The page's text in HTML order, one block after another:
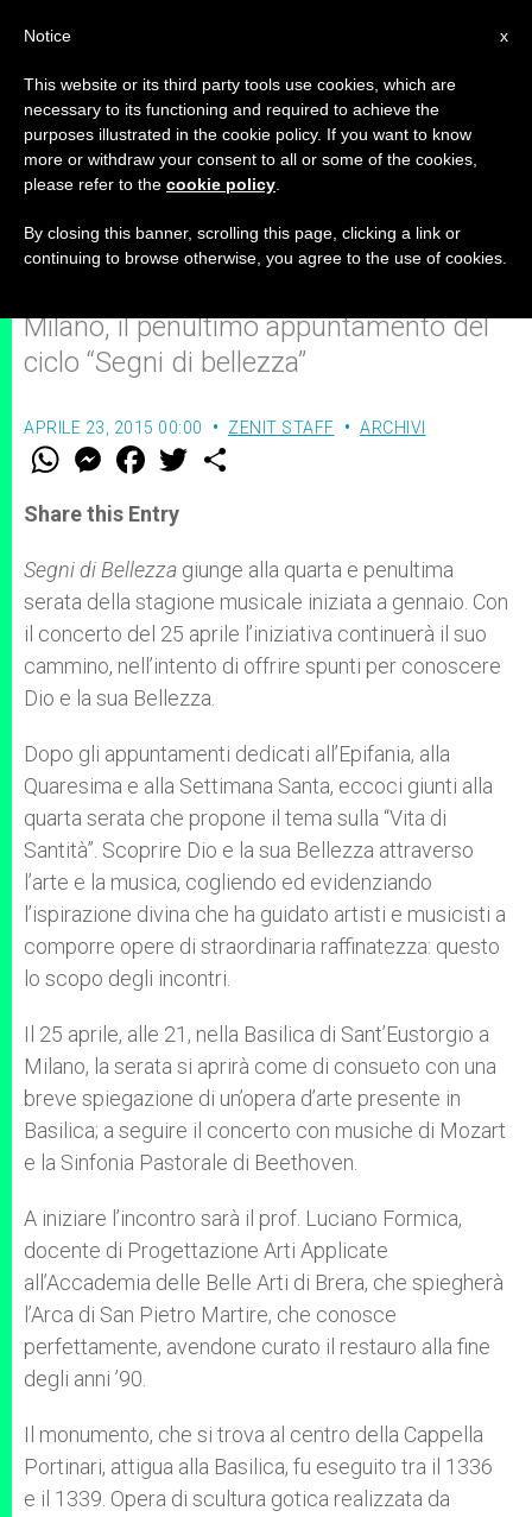
Arte e musica come strada per la
"vita di Santità"
Milano, il penultimo appuntamento del
ciclo “Segni di bellezza”
APRILE 23, 2015 00:00 ZENIT STAFF ARCHIVI
W
t
s
p
p
M
e
s
e
g
e
r
F
a
e
b
o
k
w
r
Share this Entry
Segni di Bellezza giunge alla quarta e penultima
serata della stagione musicale iniziata a gennaio. Con
il concerto del 25 aprile l’iniziativa continuerà il suo
cammino, nell’intento di offrire spunti per conoscere
Dio e la sua Bellezza.
Dopo gli appuntamenti dedicati all’Epifania, alla
Quaresima e alla Settimana Santa, eccoci giunti alla
quarta serata che propone il tema sulla “Vita di
Santità”. Scoprire Dio e la sua Bellezza attraverso
l’arte e la musica, cogliendo ed evidenziando
l’ispirazione divina che ha guidato artisti e musicisti a
comporre opere di straordinaria raffinatezza: questo
lo scopo degli incontri.
Il 25 aprile, alle 21, nella Basilica di Sant’Eustorgio a
Milano, la serata si aprirà come di consueto con una
breve spiegazione di un’opera d’arte presente in
Basilica; a seguire il concerto con musiche di Mozart
e la Sinfonia Pastorale di Beethoven.
A iniziare l’incontro sarà il prof. Luciano Formica,
docente di Progettazione Arti Applicate
all’Accademia delle Belle Arti di Brera, che spiegherà
l’Arca di San Pietro Martire, che conosce
perfettamente, avendone curato il restauro alla fine
degli anni ’90.
Il monumento, che si trova al centro della Cappella
Portinari, attigua alla Basilica, fu eseguito tra il 1336
e il 1339. Opera di scultura gotica realizzata da
x
Notice
This website or its third party tools use cookies, which are
necessary to its functioning and required to achieve the
purposes illustrated in the cookie policy. If you want to know
more or withdraw your consent to all or some of the cookies,
please refer to the cookie policy
By closing this banner, scrolling this page, clicking a link or
continuing to browse otherwise, you agree to the use of cookies.